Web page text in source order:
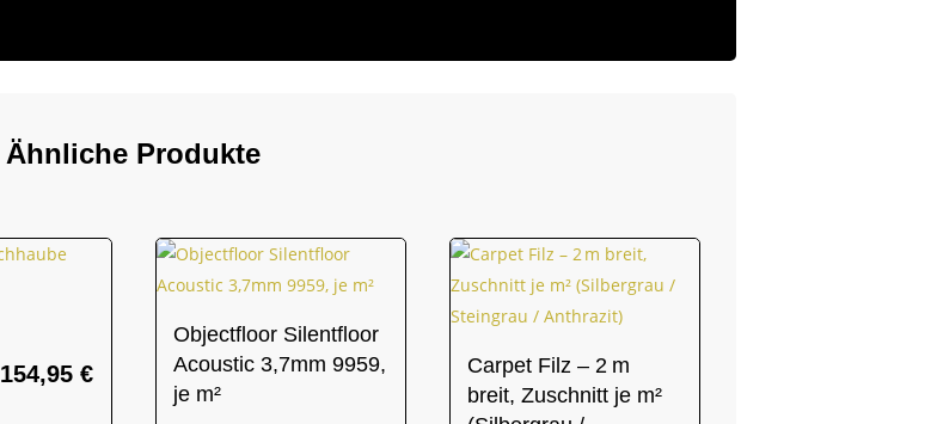
Ähnliche Produkte
154,95€
Objectfloor Silentfloor
Acoustic 3,7mm 9959,
je m²
Carpet Filz – 2 m
breit, Zuschnitt je m²